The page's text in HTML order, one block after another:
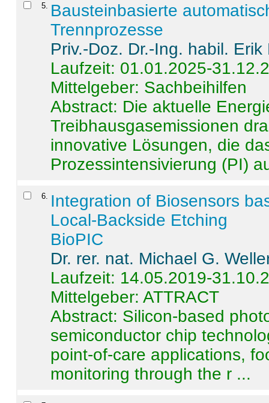
5
Bausteinbasierte
Trennprozesse
Priv.-Doz. Dr.-Ing. habil. Erik
Laufzeit: 01.01.2025-
Mittelgeber: Sachbeihilfen
Abstract: Die aktuelle
Treibhausgasemissionen
innovative Lösungen, die
Prozessintensivierung (PI)
6
Integration of Biosensors
Local-Backside Etching
BioPIC
Dr. rer. nat. Michael G.
Laufzeit: 14.05.2019-
Mittelgeber: ATTRACT
Abstract: Silicon-based
semiconductor chip
point-of-care applications,
monitoring through the r ...